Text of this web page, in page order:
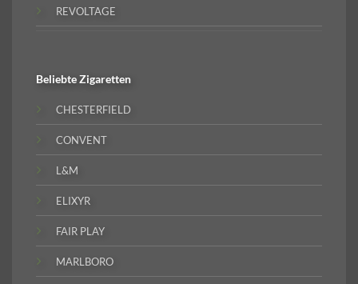
REVOLTAGE
BeliebteZigaretten
CHESTERFIELD
CONVENT
L&M
ELIXYR
FAIR PLAY
MARLBORO